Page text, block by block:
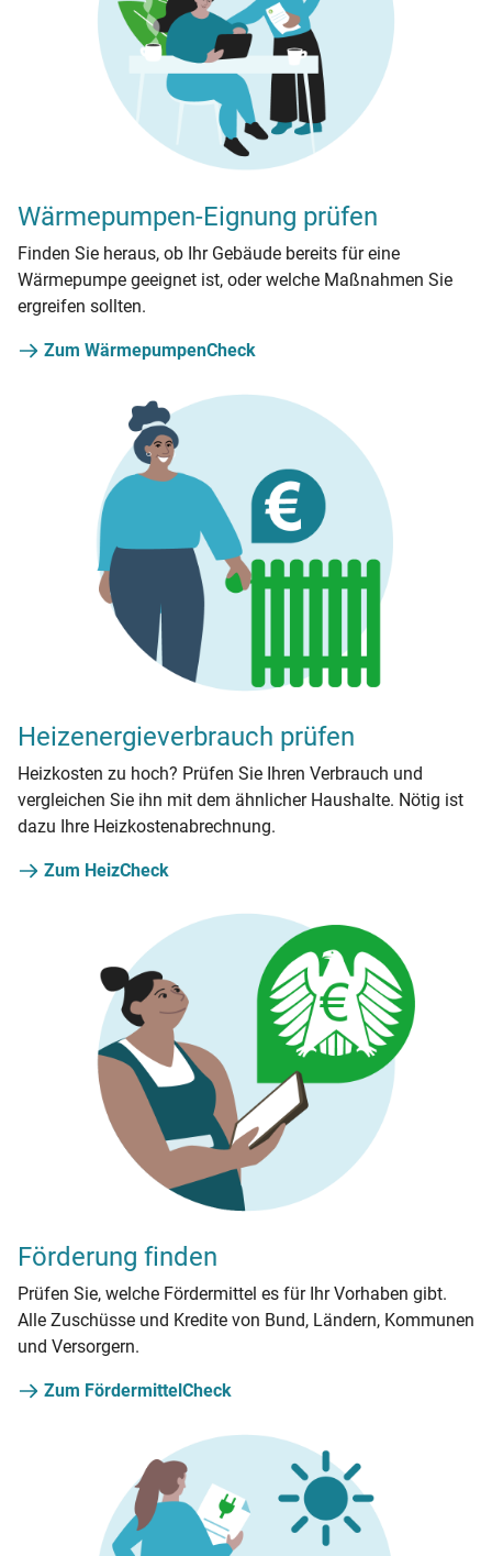
Wärmepumpen-Eignung prüfen
Finden Sie heraus, ob Ihr Gebäude bereits für eine
Wärmepumpe geeignet ist, oder welche Maßnahmen Sie
ergreifen sollten.
Zum WärmepumpenCheck
Heizenergieverbrauch prüfen
Heizkosten zu hoch? Prüfen Sie Ihren Verbrauch und
vergleichen Sie ihn mit dem ähnlicher Haushalte. Nötig ist
dazu Ihre Heizkostenabrechnung.
Zum HeizCheck
Förderung finden
Prüfen Sie, welche Fördermittel es für Ihr Vorhaben gibt.
Alle Zuschüsse und Kredite von Bund, Ländern, Kommunen
und Versorgern.
Zum FördermittelCheck